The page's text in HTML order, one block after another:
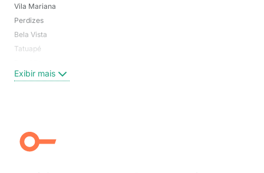
Vila Mariana
Perdizes
Bela Vista
Tatuapé
Centro
Campo Belo
Ipiranga
Exibir mais